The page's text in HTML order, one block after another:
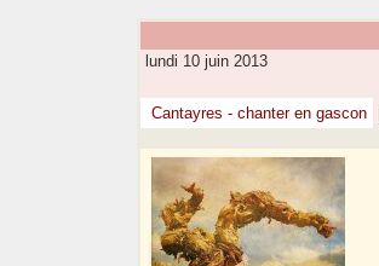
lundi 10 juin 2013
Cantayres - chanter en gascon